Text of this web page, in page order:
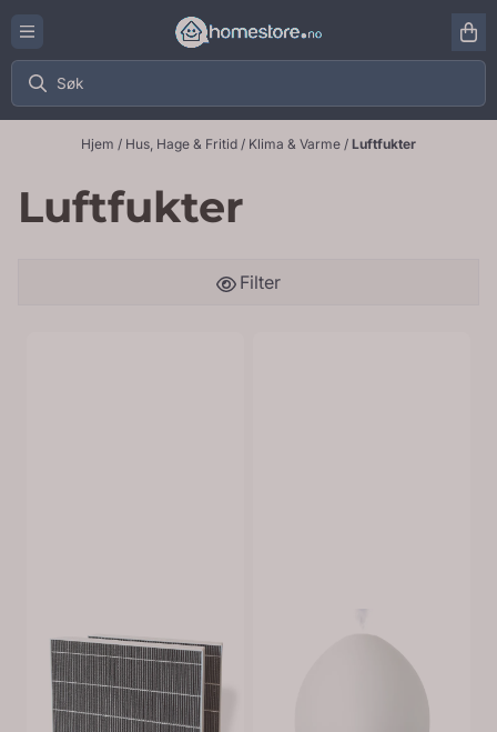
Hopp til innhold
Hjem / Hus, Hage & Fritid / Klima & Varme / Luftfukter
Luftfukter
Filter